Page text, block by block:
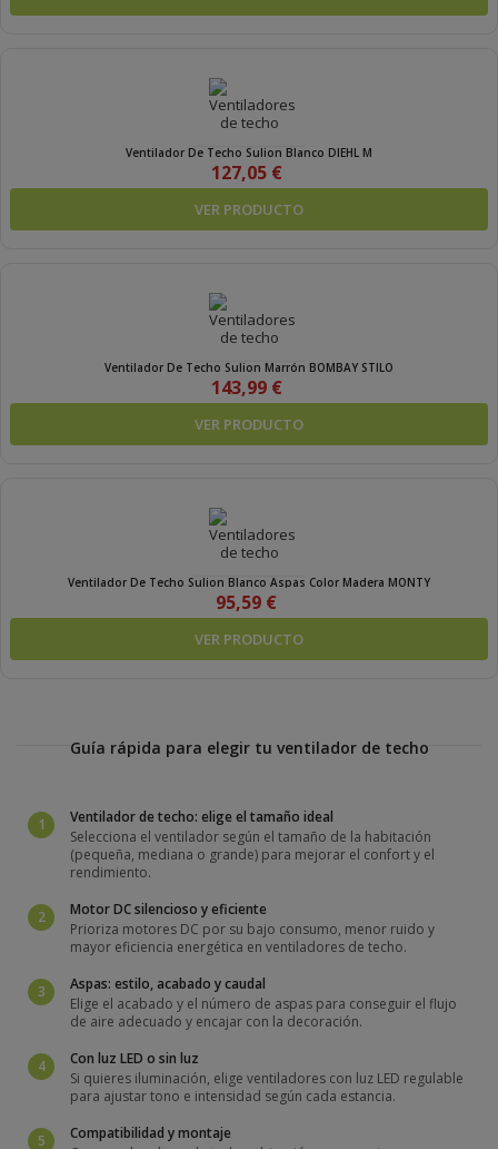
Ventilador De Techo Sulion Blanco DIEHL M
127,05 €
VER PRODUCTO
Ventilador De Techo Sulion Marrón BOMBAY STILO
143,99 €
VER PRODUCTO
Ventilador De Techo Sulion Blanco Aspas Color Madera MONTY
95,59 €
VER PRODUCTO
Guía rápida para elegir tu ventilador de techo
1
Ventilador de techo: elige el tamaño ideal
Selecciona el ventilador según el tamaño de la habitación
(pequeña, mediana o grande) para mejorar el confort y el
rendimiento.
2
Motor DC silencioso y eficiente
Prioriza motores DC por su bajo consumo, menor ruido y
mayor eficiencia energética en ventiladores de techo.
3
Aspas: estilo, acabado y caudal
Elige el acabado y el número de aspas para conseguir el flujo
de aire adecuado y encajar con la decoración.
4
Con luz LED o sin luz
Si quieres iluminación, elige ventiladores con luz LED regulable
para ajustar tono e intensidad según cada estancia.
5
Compatibilidad y montaje